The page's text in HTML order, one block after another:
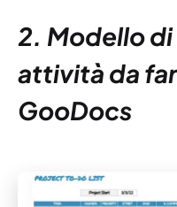
2. Modello
attività da
GooDocs